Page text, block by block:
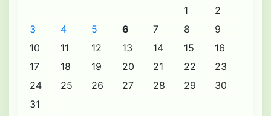
1
2
3
4 5 6 7 8
9
10
11 12 13 14 15
16
17
18 19 20 21 22
23
24
25 26 27 28 29
30
31